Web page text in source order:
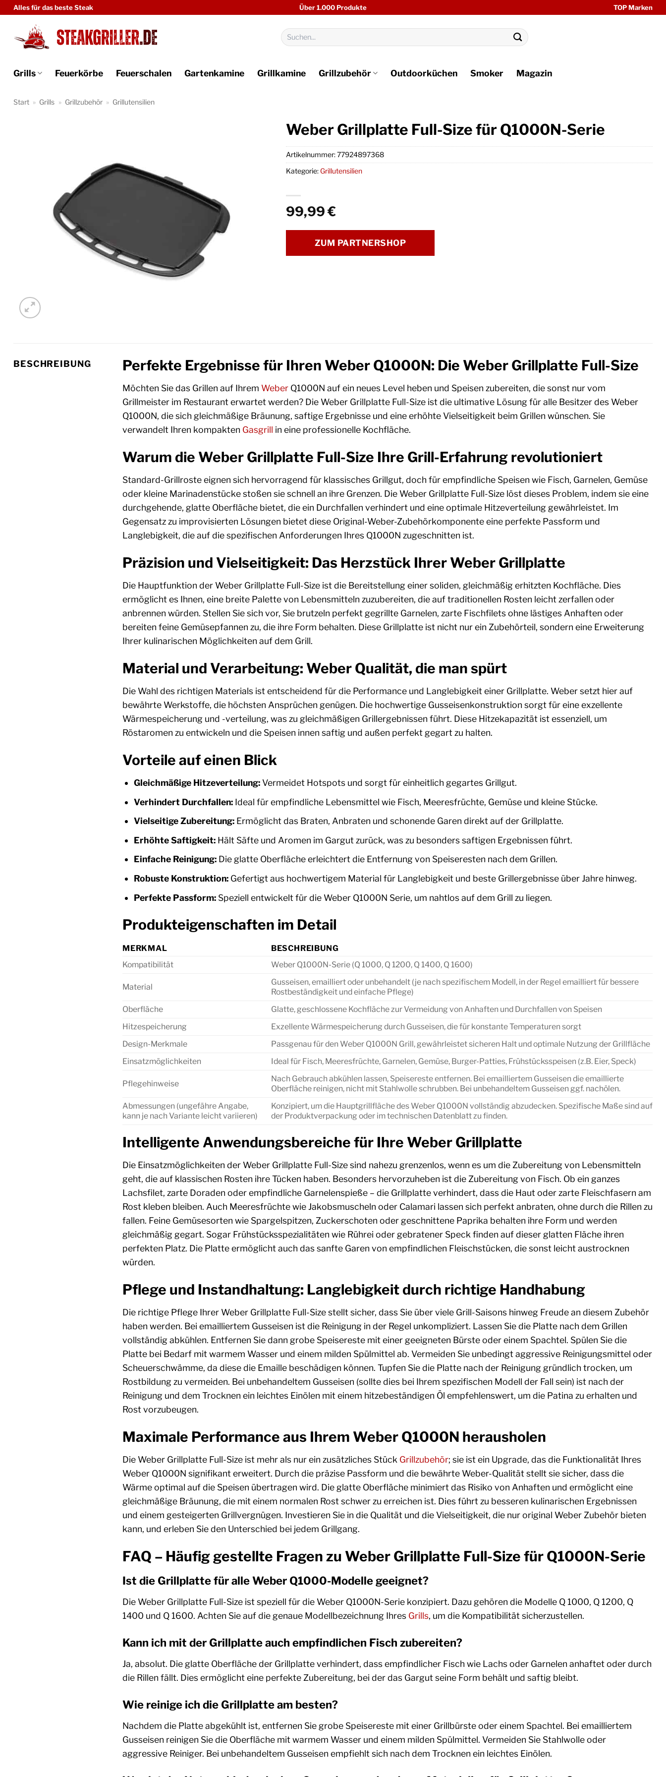
Zum
springen
Alles für das beste Steak Über 1.000 Produkte TOP Marken
Suchen
nach:
Grills Feuerkörbe Feuerschalen Gartenkamine Grillkamine Grillzubehör Outdoorküchen Smoker Magazin
Start » Grills » Grillzubehör » Grillutensilien
Weber Grillplatte Full-Size für Q1000N-Serie
99,99€
ZUM PARTNERSHOP
Artikelnummer:77924897368
Kategorie: Grillutensilien
BESCHREIBUNG Perfekte Ergebnisse für Ihren Weber Q1000N: Die Weber Grillplatte Full-Size
Möchten Sie das Grillen auf Ihrem Weber Q1000N auf ein neues Level heben und Speisen zubereiten, die sonst nur vom
Grillmeister im Restaurant erwartet werden? Die Weber Grillplatte Full-Size ist die ultimative Lösung für alle Besitzer des Weber
Q1000N, die sich gleichmäßige Bräunung, saftige Ergebnisse und eine erhöhte Vielseitigkeit beim Grillen wünschen. Sie
verwandelt Ihren kompakten Gasgrill in eine professionelle Kochfläche.
Warum die Weber Grillplatte Full-Size Ihre Grill-Erfahrung revolutioniert
Standard-Grillroste eignen sich hervorragend für klassisches Grillgut, doch für empfindliche Speisen wie Fisch, Garnelen, Gemüse
oder kleine Marinadenstücke stoßen sie schnell an ihre Grenzen. Die Weber Grillplatte Full-Size löst dieses Problem, indem sie eine
durchgehende, glatte Oberfläche bietet, die ein Durchfallen verhindert und eine optimale Hitzeverteilung gewährleistet. Im
Gegensatz zu improvisierten Lösungen bietet diese Original-Weber-Zubehörkomponente eine perfekte Passform und
Langlebigkeit, die auf die spezifischen Anforderungen Ihres Q1000N zugeschnitten ist.
Präzision und Vielseitigkeit: Das Herzstück Ihrer Weber Grillplatte
Die Hauptfunktion der Weber Grillplatte Full-Size ist die Bereitstellung einer soliden, gleichmäßig erhitzten Kochfläche. Dies
ermöglicht es Ihnen, eine breite Palette von Lebensmitteln zuzubereiten, die auf traditionellen Rosten leicht zerfallen oder
anbrennen würden. Stellen Sie sich vor, Sie brutzeln perfekt gegrillte Garnelen, zarte Fischfilets ohne lästiges Anhaften oder
bereiten feine Gemüsepfannen zu, die ihre Form behalten. Diese Grillplatte ist nicht nur ein Zubehörteil, sondern eine Erweiterung
Ihrer kulinarischen Möglichkeiten auf dem Grill.
Material und Verarbeitung: Weber Qualität, die man spürt
Die Wahl des richtigen Materials ist entscheidend für die Performance und Langlebigkeit einer Grillplatte. Weber setzt hier auf
bewährte Werkstoffe, die höchsten Ansprüchen genügen. Die hochwertige Gusseisenkonstruktion sorgt für eine exzellente
Wärmespeicherung und -verteilung, was zu gleichmäßigen Grillergebnissen führt. Diese Hitzekapazität ist essenziell, um
Röstaromen zu entwickeln und die Speisen innen saftig und außen perfekt gegart zu halten.
Vorteile auf einen Blick
Gleichmäßige Hitzeverteilung:Vermeidet Hotspots und sorgt für einheitlich gegartes Grillgut.
Verhindert Durchfallen:Ideal für empfindliche Lebensmittel wie Fisch, Meeresfrüchte, Gemüse und kleine Stücke.
Vielseitige Zubereitung:Ermöglicht das Braten, Anbraten und schonende Garen direkt auf der Grillplatte.
Erhöhte Saftigkeit:Hält Säfte und Aromen im Gargut zurück, was zu besonders saftigen Ergebnissen führt.
Einfache Reinigung:Die glatte Oberfläche erleichtert die Entfernung von Speiseresten nach dem Grillen.
Robuste Konstruktion:Gefertigt aus hochwertigem Material für Langlebigkeit und beste Grillergebnisse über Jahre hinweg.
Perfekte Passform:Speziell entwickelt für die Weber Q1000N Serie, um nahtlos auf dem Grill zu liegen.
Produkteigenschaften im Detail
MERKMAL
BESCHREIBUNG
Kompatibilität
Weber Q1000N-Serie (Q 1000, Q 1200, Q 1400, Q 1600)
Material
Gusseisen, emailliert oder unbehandelt (je nach spezifischem Modell, in der Regel emailliert für bessere
Rostbeständigkeit und einfache Pflege)
Oberfläche
Glatte, geschlossene Kochfläche zur Vermeidung von Anhaften und Durchfallen von Speisen
Hitzespeicherung
Exzellente Wärmespeicherung durch Gusseisen, die für konstante Temperaturen sorgt
Design-Merkmale
Passgenau für den Weber Q1000N Grill, gewährleistet sicheren Halt und optimale Nutzung der Grillfläche
Einsatzmöglichkeiten
Ideal für Fisch, Meeresfrüchte, Garnelen, Gemüse, Burger-Patties, Frühstücksspeisen (z.B. Eier, Speck)
Pflegehinweise
Nach Gebrauch abkühlen lassen, Speisereste entfernen. Bei emailliertem Gusseisen die emaillierte
Oberfläche reinigen, nicht mit Stahlwolle schrubben. Bei unbehandeltem Gusseisen ggf. nachölen.
Abmessungen (ungefähre Angabe,
kann je nach Variante leicht variieren)
Konzipiert, um die Hauptgrillfläche des Weber Q1000N vollständig abzudecken. Spezifische Maße sind auf
der Produktverpackung oder im technischen Datenblatt zu finden.
Intelligente Anwendungsbereiche für Ihre Weber Grillplatte
Die Einsatzmöglichkeiten der Weber Grillplatte Full-Size sind nahezu grenzenlos, wenn es um die Zubereitung von Lebensmitteln
geht, die auf klassischen Rosten ihre Tücken haben. Besonders hervorzuheben ist die Zubereitung von Fisch. Ob ein ganzes
Lachsfilet, zarte Doraden oder empfindliche Garnelenspieße – die Grillplatte verhindert, dass die Haut oder zarte Fleischfasern am
Rost kleben bleiben. Auch Meeresfrüchte wie Jakobsmuscheln oder Calamari lassen sich perfekt anbraten, ohne durch die Rillen zu
fallen. Feine Gemüsesorten wie Spargelspitzen, Zuckerschoten oder geschnittene Paprika behalten ihre Form und werden
gleichmäßig gegart. Sogar Frühstücksspezialitäten wie Rührei oder gebratener Speck finden auf dieser glatten Fläche ihren
perfekten Platz. Die Platte ermöglicht auch das sanfte Garen von empfindlichen Fleischstücken, die sonst leicht austrocknen
würden.
Pflege und Instandhaltung: Langlebigkeit durch richtige Handhabung
Die richtige Pflege Ihrer Weber Grillplatte Full-Size stellt sicher, dass Sie über viele Grill-Saisons hinweg Freude an diesem Zubehör
haben werden. Bei emailliertem Gusseisen ist die Reinigung in der Regel unkompliziert. Lassen Sie die Platte nach dem Grillen
vollständig abkühlen. Entfernen Sie dann grobe Speisereste mit einer geeigneten Bürste oder einem Spachtel. Spülen Sie die
Platte bei Bedarf mit warmem Wasser und einem milden Spülmittel ab. Vermeiden Sie unbedingt aggressive Reinigungsmittel oder
Scheuerschwämme, da diese die Emaille beschädigen können. Tupfen Sie die Platte nach der Reinigung gründlich trocken, um
Rostbildung zu vermeiden. Bei unbehandeltem Gusseisen (sollte dies bei Ihrem spezifischen Modell der Fall sein) ist nach der
Reinigung und dem Trocknen ein leichtes Einölen mit einem hitzebeständigen Öl empfehlenswert, um die Patina zu erhalten und
Rost vorzubeugen.
Maximale Performance aus Ihrem Weber Q1000N herausholen
Die Weber Grillplatte Full-Size ist mehr als nur ein zusätzliches Stück Grillzubehör; sie ist ein Upgrade, das die Funktionalität Ihres
Weber Q1000N signifikant erweitert. Durch die präzise Passform und die bewährte Weber-Qualität stellt sie sicher, dass die
Wärme optimal auf die Speisen übertragen wird. Die glatte Oberfläche minimiert das Risiko von Anhaften und ermöglicht eine
gleichmäßige Bräunung, die mit einem normalen Rost schwer zu erreichen ist. Dies führt zu besseren kulinarischen Ergebnissen
und einem gesteigerten Grillvergnügen. Investieren Sie in die Qualität und die Vielseitigkeit, die nur original Weber Zubehör bieten
kann, und erleben Sie den Unterschied bei jedem Grillgang.
FAQ – Häufig gestellte Fragen zu Weber Grillplatte Full-Size für Q1000N-Serie
Ist die Grillplatte für alle Weber Q1000-Modelle geeignet?
Die Weber Grillplatte Full-Size ist speziell für die Weber Q1000N-Serie konzipiert. Dazu gehören die Modelle Q 1000, Q 1200, Q
1400 und Q 1600. Achten Sie auf die genaue Modellbezeichnung Ihres Grills, um die Kompatibilität sicherzustellen.
Kann ich mit der Grillplatte auch empfindlichen Fisch zubereiten?
Ja, absolut. Die glatte Oberfläche der Grillplatte verhindert, dass empfindlicher Fisch wie Lachs oder Garnelen anhaftet oder durch
die Rillen fällt. Dies ermöglicht eine perfekte Zubereitung, bei der das Gargut seine Form behält und saftig bleibt.
Wie reinige ich die Grillplatte am besten?
Nachdem die Platte abgekühlt ist, entfernen Sie grobe Speisereste mit einer Grillbürste oder einem Spachtel. Bei emailliertem
Gusseisen reinigen Sie die Oberfläche mit warmem Wasser und einem milden Spülmittel. Vermeiden Sie Stahlwolle oder
aggressive Reiniger. Bei unbehandeltem Gusseisen empfiehlt sich nach dem Trocknen ein leichtes Einölen.